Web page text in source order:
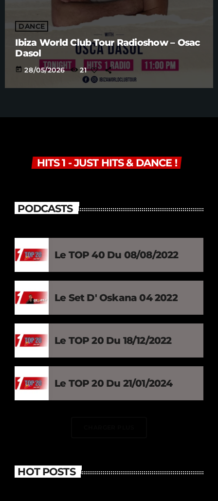
DANCE
Ibiza World Club Tour Radioshow – Osac
Dasol
today 28/05/2026 21
HITS 1 - JUST HITS & DANCE !
PODCASTS
Le TOP 40 Du 08/08/2022
Le Set D' Oskana 04 2022
Le TOP 20 Du 18/12/2022
Le TOP 20 Du 21/01/2024
HOT POSTS